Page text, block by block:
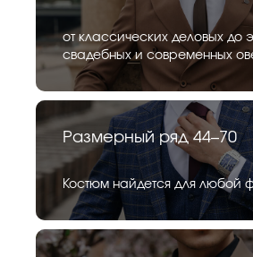
от классических деловых до
свадебных и современных
Размерный ряд 44–70
Костюм найдется для любой